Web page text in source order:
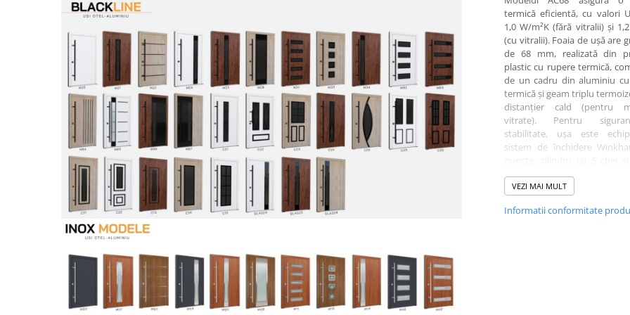
termică eficientă, cu valori
1,0 W/m²K (fără vitralii) și
(cu vitralii). Foaia de ușă are
de 68 mm, realizată din
plastic cu rupere termică,
de un cadru din aluminiu
termică și geam triplu
distanțier cald (pentru
vitrate). Pentru
stabilitate, ușa este
sistem de închidere
antipanică, rozetă anti-
protecții anti-ridicare și
printr-o gamă variată de culori
VEZI MAI MULT
Informatii conformitate